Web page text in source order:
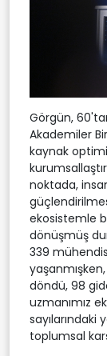
Görgün,
Akademiler
kaynak
noktada,
ekosistemle
dönüşmüş
339
döndü, 98
uzmanımız
sayılarındaki
toplumsal